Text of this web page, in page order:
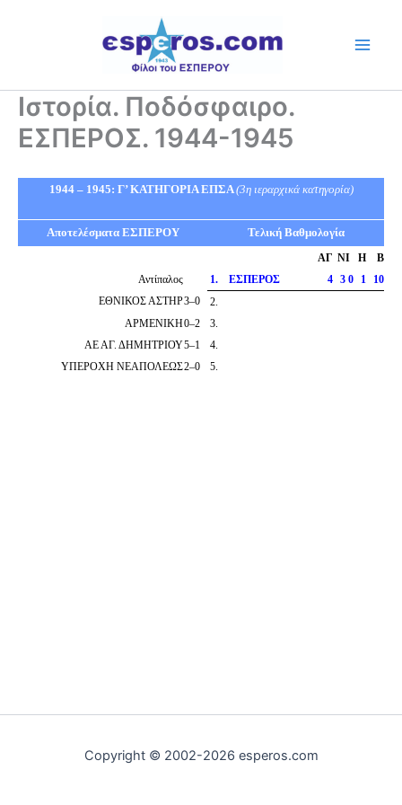
Ιστορία. Ποδόσφαιρο.
ΕΣΠΕΡΟΣ. 1944-1945
1944 – 1945: Γ’ ΚΑΤΗΓΟΡΙΑ ΕΠΣΑ(3η ιεραρχικά κατηγορία)
Αποτελέσματα ΕΣΠΕΡΟΥ Τελική Βαθμολογία
ΑΓ ΝΙ Η
Β
Αντίπαλος
1. ΕΣΠΕΡΟΣ 4 3 0 1
10
ΕΘΝΙΚΟΣ ΑΣΤΗΡ3–0 2.
ΑΡΜΕΝΙΚΗ0–2 3.
ΑΕ ΑΓ. ΔΗΜΗΤΡΙΟΥ5–1 4.
ΥΠΕΡΟΧΗ ΝΕΑΠΟΛΕΩΣ2–0 5.
Copyright © 2002-2026 esperos.com